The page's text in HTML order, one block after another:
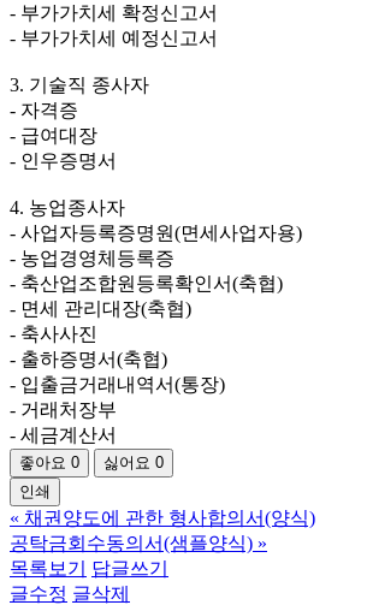
- 부가가치세 확정신고서
- 부가가치세 예정신고서
3. 기술직 종사자
- 자격증
- 급여대장
- 인우증명서
4. 농업종사자
- 사업자등록증명원(면세사업자용)
- 농업경영체등록증
- 축산업조합원등록확인서(축협)
- 면세 관리대장(축협)
- 축사사진
- 출하증명서(축협)
- 입출금거래내역서(통장)
- 거래처장부
- 세금계산서
좋아요 0 싫어요 0
인쇄
« 채권양도에 관한 형사합의서(양식)
공탁금회수동의서(샘플양식) »
목록보기
답글쓰기
글수정 글삭제